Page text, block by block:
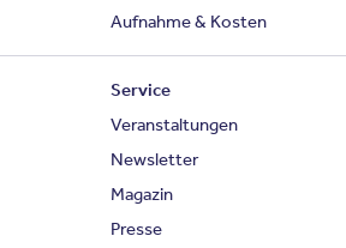
Aufnahme & Kosten
Service
Veranstaltungen
Newsletter
Magazin
Presse